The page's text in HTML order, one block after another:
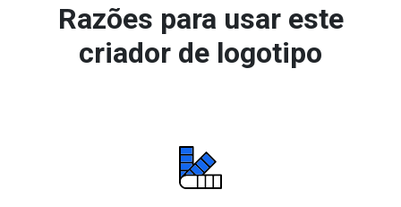
Razões para usar este
criador de logotipo